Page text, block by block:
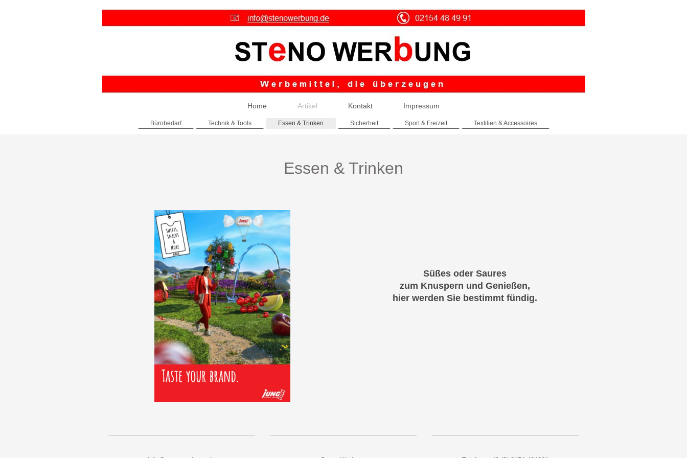
Home Artikel Kontakt Impressum
Bürobedarf Technik & Tools Essen & Trinken Sicherheit Sport & Freizeit Textilien & Accessoires
Essen & Trinken
Süßes oder Saures
zum Knuspern und Genießen,
hier werden Sie bestimmt fündig.